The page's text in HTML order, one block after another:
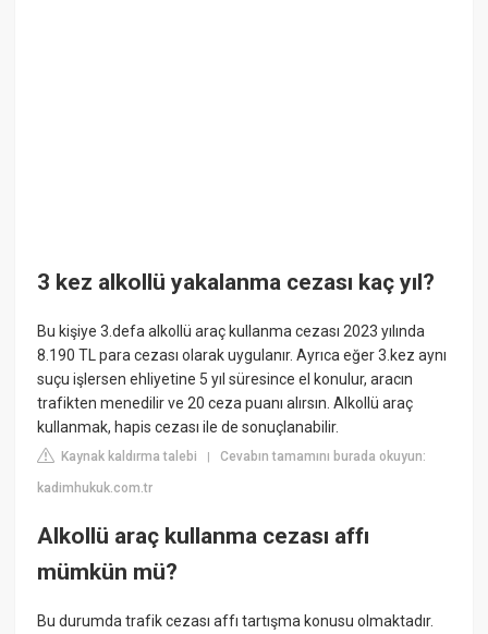
3 kez alkollü yakalanma cezası kaç yıl?
Bu kişiye 3.defa alkollü araç kullanma cezası 2023 yılında
8.190 TL para cezası olarak uygulanır. Ayrıca eğer 3.kez aynı
suçu işlersen ehliyetine 5 yıl süresince el konulur, aracın
trafikten menedilir ve 20 ceza puanı alırsın. Alkollü araç
kullanmak, hapis cezası ile de sonuçlanabilir.
Kaynak kaldırma talebi |Cevabın tamamını burada okuyun:
kadimhukuk.com.tr
Alkollü araç kullanma cezası affı
mümkün mü?
Bu durumda trafik cezası affı tartışma konusu olmaktadır.